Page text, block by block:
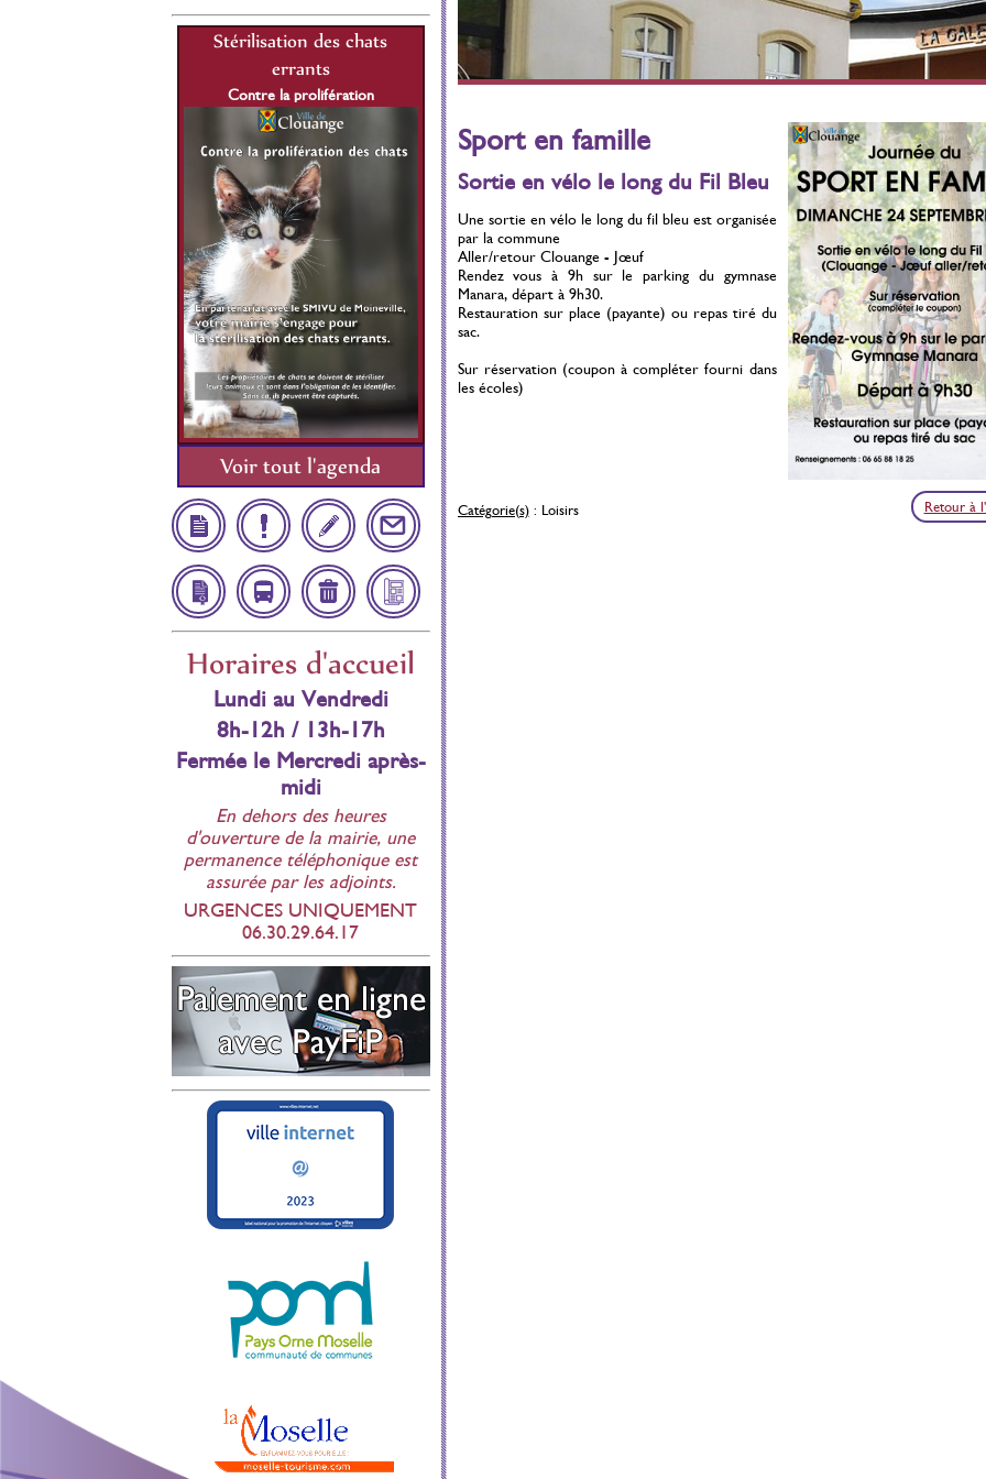
Stérilisation des chats
errants
Contre la prolifération
Du 01 Juillet 2021 au 31
Décembre 2026
Stérilisation des chats
Décembre 2026
Stérilisation des chats
errants
Décembre 2026
Voir tout l'agenda
Démarches
Administratives
Infos
Utiles
Inscription
Scolaire
Contact
Affichage
réglementaire
NavetteDéchetteries
Bulletin
Municipal
Horaires d'accueil
Lundi au Vendredi
8h-12h / 13h-17h
Fermée le Mercredi après-
midi
En dehors des heures
d'ouverture de la mairie, une
permanence téléphonique est
assurée par les adjoints.
URGENCES UNIQUEMENT
06.30.29.64.17
Sport en famille
Sortie en vélo le long du Fil Bleu
Une sortie en vélo le long du fil bleu est organisée
par la commune
Aller/retour Clouange - Jœuf
Rendez vous à 9h sur le parking du gymnase
Manara, départ à 9h30.
Restauration sur place (payante) ou repas tiré du
sac.
Sur réservation (coupon à compléter fourni dans
les écoles)
Catégorie(s): Loisirs Retour à